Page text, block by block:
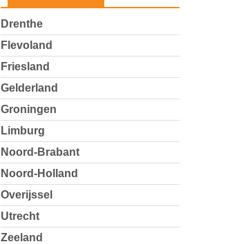
Drenthe
Flevoland
Friesland
Gelderland
Groningen
Limburg
Noord-Brabant
Noord-Holland
Overijssel
Utrecht
Zeeland